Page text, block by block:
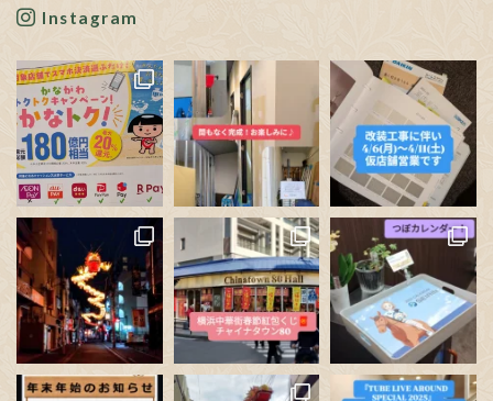
※利用する店舗によって対応している決済手段が異なり
✋🏻発表された書類や新聞の記事も見ましたが…、正直分
かりにくいです。
ポイン...See More
Photo
View on Facebook Share
Instagram